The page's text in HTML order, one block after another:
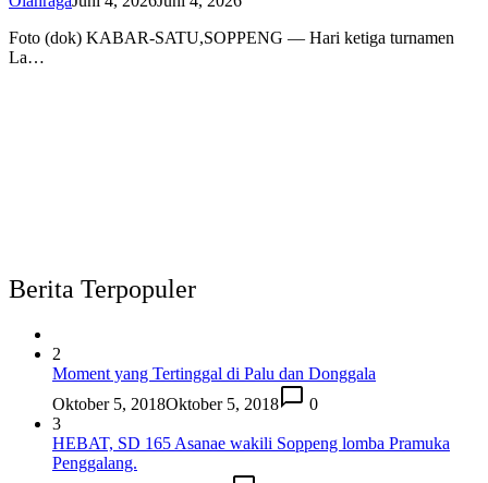
Foto (dok) KABAR-SATU,SOPPENG — Hari ketiga turnamen
La…
Berita Terpopuler
2
Moment yang Tertinggal di Palu dan Donggala
Oktober 5, 2018Oktober 5, 2018
0
3
HEBAT, SD 165 Asanae wakili Soppeng lomba Pramuka
Penggalang.